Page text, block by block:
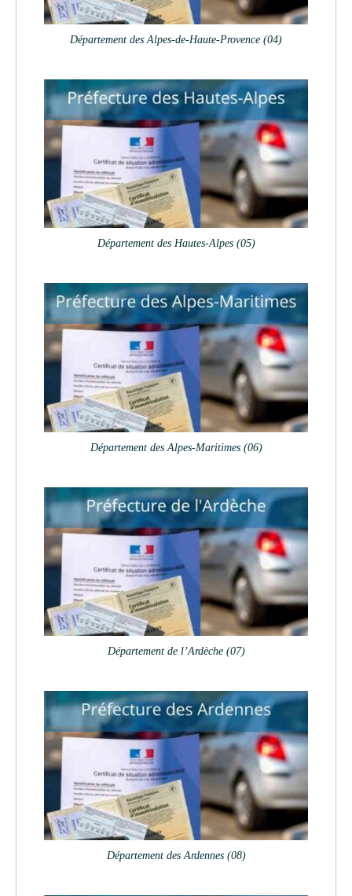
Département des Alpes-de-Haute-Provence (04)
Département des Hautes-Alpes (05)
Département des Alpes-Maritimes (06)
Département de l’Ardèche (07)
Département des Ardennes (08)